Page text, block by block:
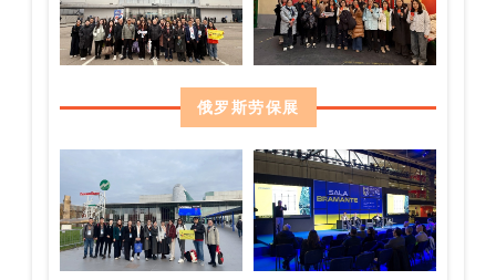
俄罗斯劳保展